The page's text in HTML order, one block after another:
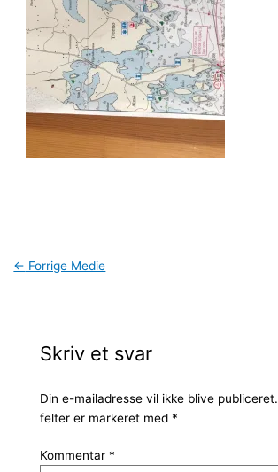
← Forrige Medie
Skriv et svar
Din e-mailadresse vil ikke blive publiceret.
felter er markeret med *
Kommentar *